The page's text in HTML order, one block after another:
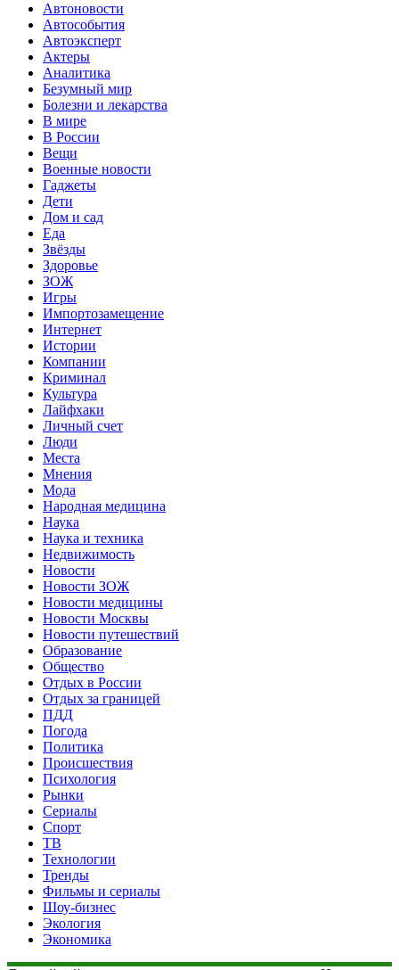
Автоновости
Автособытия
Автоэксперт
Актеры
Аналитика
Безумный мир
Болезни и лекарства
В мире
В России
Вещи
Военные новости
Гаджеты
Дети
Дом и сад
Еда
Звёзды
Здоровье
ЗОЖ
Игры
Импортозамещение
Интернет
Истории
Компании
Криминал
Культура
Лайфхаки
Личный счет
Люди
Места
Мнения
Мода
Народная медицина
Наука
Наука и техника
Недвижимость
Новости
Новости ЗОЖ
Новости медицины
Новости Москвы
Новости путешествий
Образование
Общество
Отдых в России
Отдых за границей
ПДД
Погода
Политика
Происшествия
Психология
Рынки
Сериалы
Спорт
ТВ
Технологии
Тренды
Фильмы и сериалы
Шоу-бизнес
Экология
Экономика